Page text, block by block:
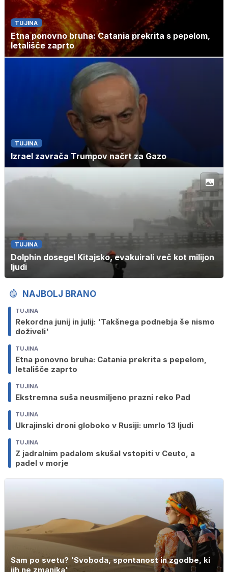
TUJINA
Etna ponovno bruha: Catania prekrita s pepelom,
letališče zaprto
TUJINA
Izrael zavrača Trumpov načrt za Gazo
TUJINA
Dolphin dosegel Kitajsko, evakuirali več kot milijon
ljudi
NAJBOLJ BRANO
TUJINA
Rekordna junij in julij: 'Takšnega podnebja še nismo
doživeli'
TUJINA
Etna ponovno bruha: Catania prekrita s pepelom,
letališče zaprto
TUJINA
Ekstremna suša neusmiljeno prazni reko Pad
TUJINA
Ukrajinski droni globoko v Rusiji: umrlo 13 ljudi
TUJINA
Z jadralnim padalom skušal vstopiti v Ceuto, a
padel v morje
Sam po svetu? 'Svoboda, spontanost in zgodbe, ki
jih ne zmanjka'